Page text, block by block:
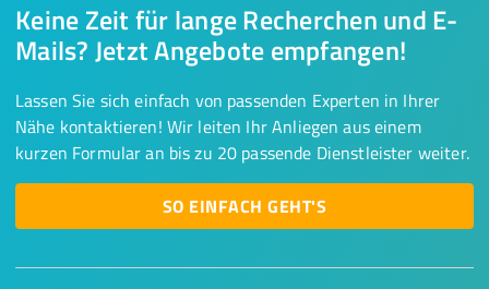
Keine Zeit für lange Recherchen und E-
Mails? Jetzt Angebote empfangen!
Lassen Sie sich einfach von passenden Experten in Ihrer
Nähe kontaktieren! Wir leiten Ihr Anliegen aus einem
kurzen Formular an bis zu 20 passende Dienstleister weiter.
SO EINFACH GEHT'S